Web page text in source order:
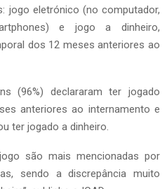
jogo eletrónico (no computador,
e jogo a dinheiro,
dos 12 meses anteriores ao
(96%) declararam ter jogado
anteriores ao internamento e
ter jogado a dinheiro.
são mais mencionadas por
sendo a discrepância muito